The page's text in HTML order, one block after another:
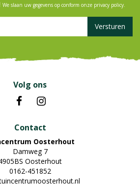
We slaan uw gegevens op conform onze privacy policy.
Volg ons
Contact
Oosterhout
Damweg 7
Oosterhout
0162-451852